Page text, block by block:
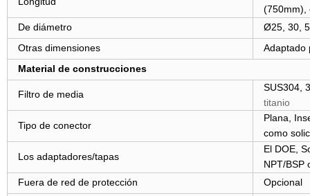
De diámetro
Ø25, 30,
Otras dimensiones
Adaptado
Material de construcciones
Filtro de media
SUS304,
titanio
Tipo de conector
Plana,
como
Los adaptadores/tapas
El DOE,
NPT/BSP
Fuera de red de protección
Opcional